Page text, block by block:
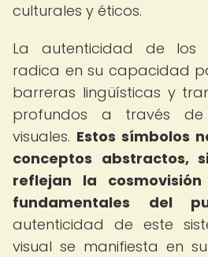
culturales y éticos.
La autenticidad de los
radica en su capacidad
barreras lingüísticas y
profundos a través de
visuales. Estos símbolos
conceptos abstractos,
reflejan la
fundamentales del
autenticidad de este
visual se manifiesta en